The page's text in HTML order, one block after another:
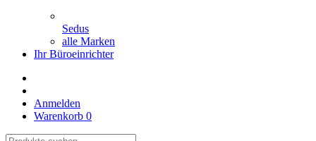
Sedus
alle Marken
Ihr Büroeinrichter
Anmelden
Warenkorb 0